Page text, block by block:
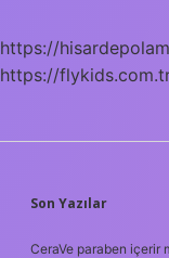
https://
https://
Son Yazılar
CeraVe paraben içerir